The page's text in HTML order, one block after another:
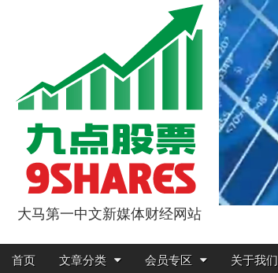
9点股票
大马第一中文新媒体财经网站
Main
Skip
首页 文章分类 会员专区 关于我们